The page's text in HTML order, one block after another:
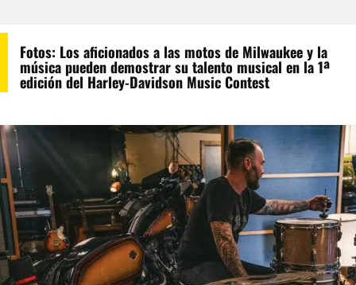
Fotos: Los aficionados a las motos de Milwaukee y la
música pueden demostrar su talento musical en la 1ª
edición del Harley-Davidson Music Contest